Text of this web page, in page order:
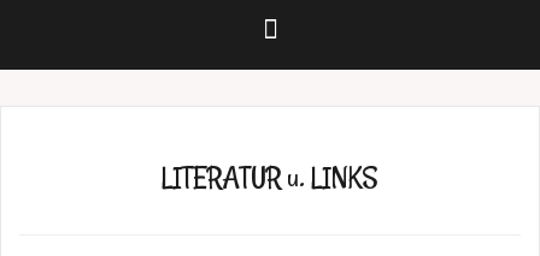
LITERATUR u. LINKS